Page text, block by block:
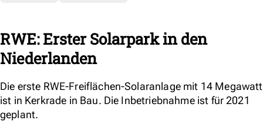
RWE: Erster Solarpark in den
Niederlanden
Die erste RWE-Freiflächen-Solaranlage mit 14 Megawatt
ist in Kerkrade in Bau. Die Inbetriebnahme ist für 2021
geplant.